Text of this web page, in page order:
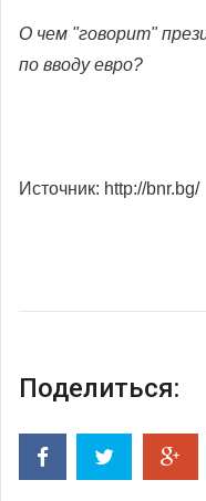
О чем "говорит"
по вводу евро?
Источник: http://bnr.bg/
Поделиться: